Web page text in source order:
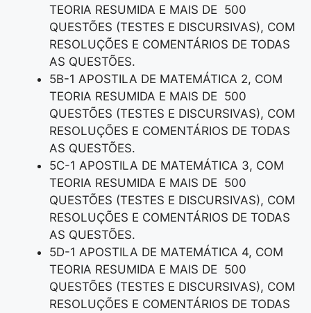
TEORIA RESUMIDA E MAIS DE 500
QUESTÕES (TESTES E DISCURSIVAS), COM
RESOLUÇÕES E COMENTÁRIOS DE TODAS
AS QUESTÕES.
5B-1 APOSTILA DE MATEMÁTICA 2, COM
TEORIA RESUMIDA E MAIS DE 500
QUESTÕES (TESTES E DISCURSIVAS), COM
RESOLUÇÕES E COMENTÁRIOS DE TODAS
AS QUESTÕES.
5C-1 APOSTILA DE MATEMÁTICA 3, COM
TEORIA RESUMIDA E MAIS DE 500
QUESTÕES (TESTES E DISCURSIVAS), COM
RESOLUÇÕES E COMENTÁRIOS DE TODAS
AS QUESTÕES.
5D-1 APOSTILA DE MATEMÁTICA 4, COM
TEORIA RESUMIDA E MAIS DE 500
QUESTÕES (TESTES E DISCURSIVAS), COM
RESOLUÇÕES E COMENTÁRIOS DE TODAS